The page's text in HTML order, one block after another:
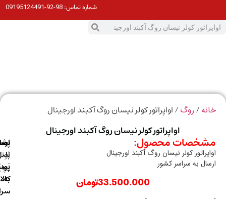
شماره تماس:98-92-09195124491
/روگ/ اواپراتور کولر نیسان روگ آکبند اورجینال
اواپراتور کولر نیسان روگ آکبند اورجینال
محصول:
کولر نیسان روگ آکبند اورجینال
به سراسر کشور
33.500.000تومان
سراسر
اصالت
پشتیبانی
(واتس